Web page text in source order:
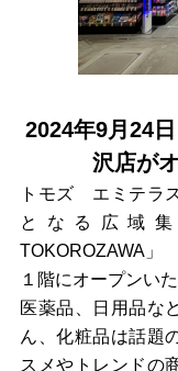
2024年9月24
沢店が
トモズ エミテラ
となる
広域
TOKOROZAWA」
１階にオープンい
医薬品、日用品な
ん、化粧品は話題
スメやトレンドの